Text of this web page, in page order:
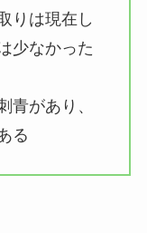
りは現在し
少なかった
青があり、
る